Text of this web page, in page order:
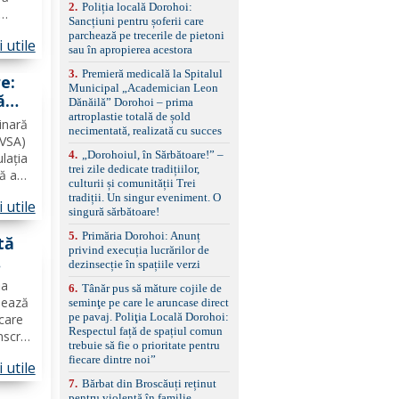
utile
au
1,
utile
în
utile
reglaj lombar electric
pentru șofer și pasager
Volan multifuncțional
îmbrăcat în piele, cu
treptelor Adaptive cruise
control, asistent
schimbare bandă și
menținere bandă Faruri
bi-xenon adaptive cu
funcție Cornering,
asistent fază lungă
automată , lumini de zi
LED, proiectoare ceață
LED, spălătoare faruri
față/spate, cameră
marșarier Keyless entry
& start, geamuri electrice
electrice, încălzite și
rabatabile Sistem hands-
free, Bluetooth, USB
Sistem start/stop, frână
de parcare electrică,
anvelope vară runflat
Control presiune pneuri,
filtru de particule,
2. Poliția locală Dorohoi:
Sancțiuni pentru șoferii care
parchează pe trecerile de pietoni
sau în apropierea acestora
3. Premieră medicală la Spitalul
Municipal „Academician Leon
Dănăilă” Dorohoi – prima
artroplastie totală de șold
necimentată, realizată cu succes
4.
„Dorohoiul, în Sărbătoare!” –
trei zile dedicate tradițiilor,
culturii și comunității Trei
tradiții. Un singur eveniment. O
singură sărbătoare!
5. Primăria Dorohoi: Anunț
privind execuția lucrărilor de
dezinsecție în spațiile verzi
6. Tânăr pus să măture cojile de
seminţe pe care le aruncase direct
pe pavaj. Poliţia Locală Dorohoi:
Respectul față de spațiul comun
trebuie să fie o prioritate pentru
fiecare dintre noi”
7. Bărbat din Broscăuți reținut